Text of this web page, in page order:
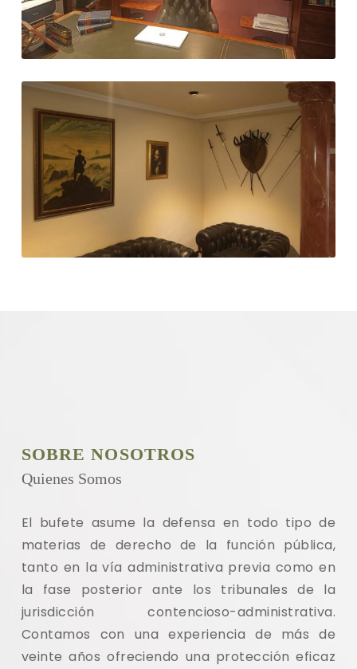
SOBRE NOSOTROS
Quienes Somos
El bufete asume la defensa en todo tipo de
materias de derecho de la función pública,
tanto en la vía administrativa previa como en
la fase posterior ante los tribunales de la
jurisdicción contencioso-administrativa.
Contamos con una experiencia de más de
veinte años ofreciendo una protección eficaz